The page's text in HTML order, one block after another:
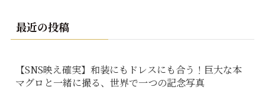
最近の投稿
【SNS映え確実】和装にもドレスにも合う！巨大な本
マグロと一緒に撮る、世界で一つの記念写真